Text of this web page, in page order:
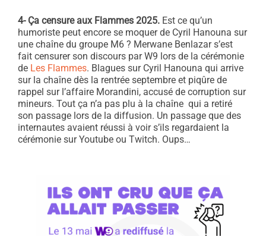
4- Ça censure aux Flammes 2025. Est ce qu’un
humoriste peut encore se moquer de Cyril Hanouna sur
une chaîne du groupe M6 ? Merwane Benlazar s’est
fait censurer son discours par W9 lors de la cérémonie
de Les Flammes. Blagues sur Cyril Hanouna qui arrive
sur la chaîne dès la rentrée septembre et piqûre de
rappel sur l’affaire Morandini, accusé de corruption sur
mineurs. Tout ça n’a pas plu à la chaîne qui a retiré
son passage lors de la diffusion. Un passage que des
internautes avaient réussi à voir s’ils regardaient la
cérémonie sur Youtube ou Twitch. Oups…